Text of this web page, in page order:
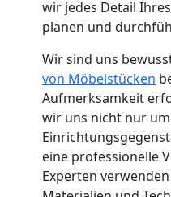
wir jedes Detail
planen und
Wir sind uns
von Möbelstücken
Aufmerksamkeit
wir uns nicht nur
eine professionelle
Experten
Leonding
Umzug
und